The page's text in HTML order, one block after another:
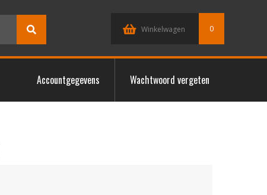
Winkelwagen 0
Accountgegevens Wachtwoord vergeten